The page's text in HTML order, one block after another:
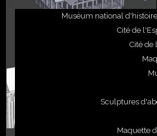
Muséum national
Cité de
Cité de
Sculptures
Maquette